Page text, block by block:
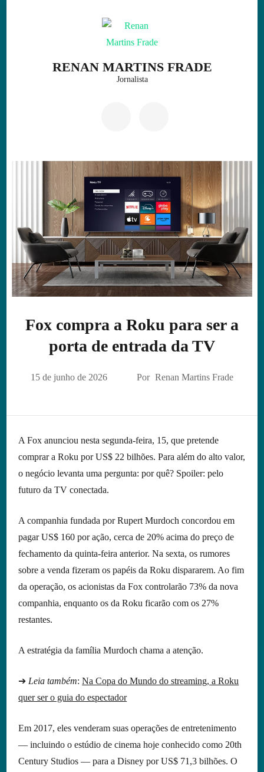
RENAN MARTINS FRADE
Jornalista
Fox compra a Roku para ser a
porta de entrada da TV
15 de junho de 2026 Por Renan Martins Frade
A Fox anunciou nesta segunda-feira, 15, que pretende
comprar a Roku por US$ 22 bilhões. Para além do alto valor,
o negócio levanta uma pergunta: por quê? Spoiler: pelo
futuro da TV conectada.
A companhia fundada por Rupert Murdoch concordou em
pagar US$ 160 por ação, cerca de 20% acima do preço de
fechamento da quinta-feira anterior. Na sexta, os rumores
sobre a venda fizeram os papéis da Roku dispararem. Ao fim
da operação, os acionistas da Fox controlarão 73% da nova
companhia, enquanto os da Roku ficarão com os 27%
restantes.
A estratégia da família Murdoch chama a atenção.
➔ Leia também:Na Copa do Mundo do streaming, a Roku
quer ser o guia do espectador
Em 2017, eles venderam suas operações de entretenimento
— incluindo o estúdio de cinema hoje conhecido como 20th
Century Studios — para a Disney por US$ 71,3 bilhões. O